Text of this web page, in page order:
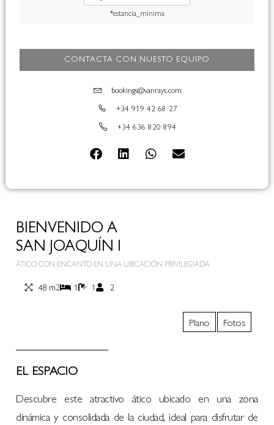
BIENVENIDO A
SAN JOAQUÍN I
ÁTICO CON ENCANTO EN UNA UBICACIÓN PRIVILEGIADA
48 m2 1 1 2
Plano Fotos
EL ESPACIO
Descubre este atractivo ático ubicado en una zona
dinámica y consolidada de la ciudad, ideal para disfrutar de
*estancia_minima
CONTACTA CON NUESTO EQUIPO
bookings@vanrays.com
+34 919 42 68 27
+34 636 820 894